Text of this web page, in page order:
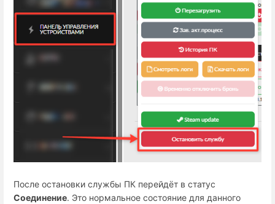
После остановки службы ПК перейдёт в статус
Соединение. Это нормальное состояние для данного